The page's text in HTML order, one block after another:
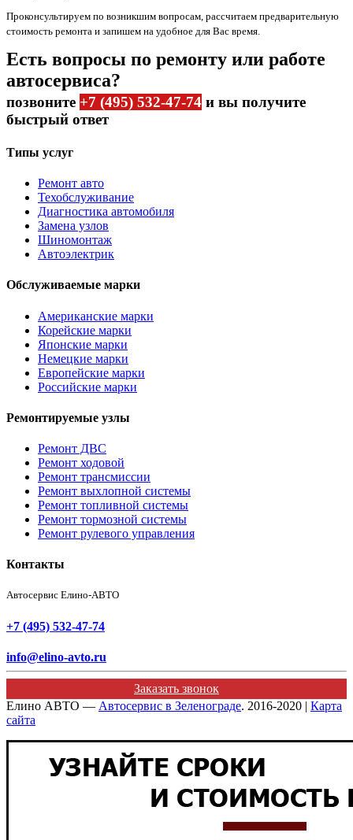
Проконсультируем по возникшим вопросам, рассчитаем предварительную
стоимость ремонта и запишем на удобное для Вас время.
Есть вопросы по ремонту или работе
автосервиса?
позвоните +7 (495) 532-47-74 и вы получите
быстрый ответ
Типы услуг
Ремонт авто
Техобслуживание
Диагностика автомобиля
Замена узлов
Шиномонтаж
Автоэлектрик
Обслуживаемые марки
Американские марки
Корейские марки
Японские марки
Немецкие марки
Европейские марки
Российские марки
Ремонтируемые узлы
Ремонт ДВС
Ремонт ходовой
Ремонт трансмиссии
Ремонт выхлопной системы
Ремонт топливной системы
Ремонт тормозной системы
Ремонт рулевого управления
Контакты
Автосервис Елино-АВТО
+7 (495) 532-47-74
info@elino-avto.ru
Заказать звонок
Елино АВТО — Автосервис в Зеленограде. 2016-2020 | Карта
сайта